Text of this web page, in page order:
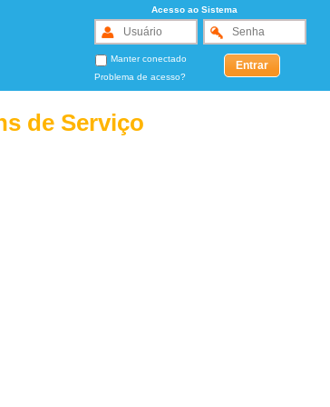
Acesso ao Sistema
Manter conectado
Problema de acesso?
de Serviço